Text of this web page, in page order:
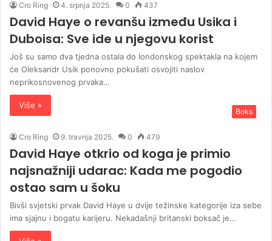
Cro Ring 4. srpnja 2025. 0 437
David Haye o revanšu između Usika i
Duboisa: Sve ide u njegovu korist
Još su samo dva tjedna ostala do londonskog spektakla na kojem
će Oleksandr Usik ponovno pokušati osvojiti naslov
neprikosnovenog prvaka…
Više »
Boks
Cro Ring 9. travnja 2025. 0 479
David Haye otkrio od koga je primio
najsnažniji udarac: Kada me pogodio
ostao sam u šoku
Bivši svjetski prvak David Haye u dvije težinske kategorije iza sebe
ima sjajnu i bogatu karijeru. Nekadašnji britanski boksač je…